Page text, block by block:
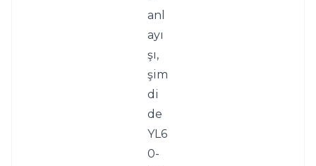
anl
ayı
şı,
şim
di
de
YL6
0-